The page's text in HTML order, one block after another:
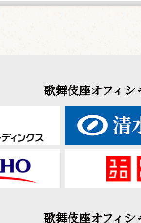
歌舞伎座オフィ
歌舞伎座オフィ